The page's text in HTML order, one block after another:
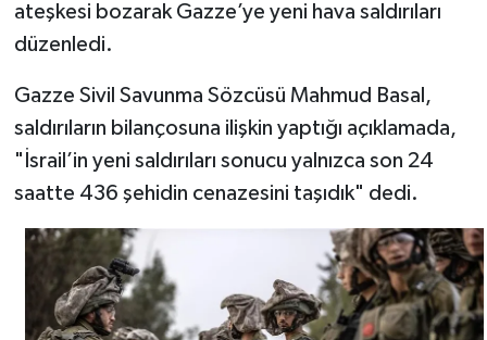
ateşkesi bozarak Gazze’ye yeni hava saldırıları
düzenledi.
Gazze Sivil Savunma Sözcüsü Mahmud Basal,
saldırıların bilançosuna ilişkin yaptığı açıklamada,
"İsrail’in yeni saldırıları sonucu yalnızca son 24
saatte 436 şehidin cenazesini taşıdık" dedi.